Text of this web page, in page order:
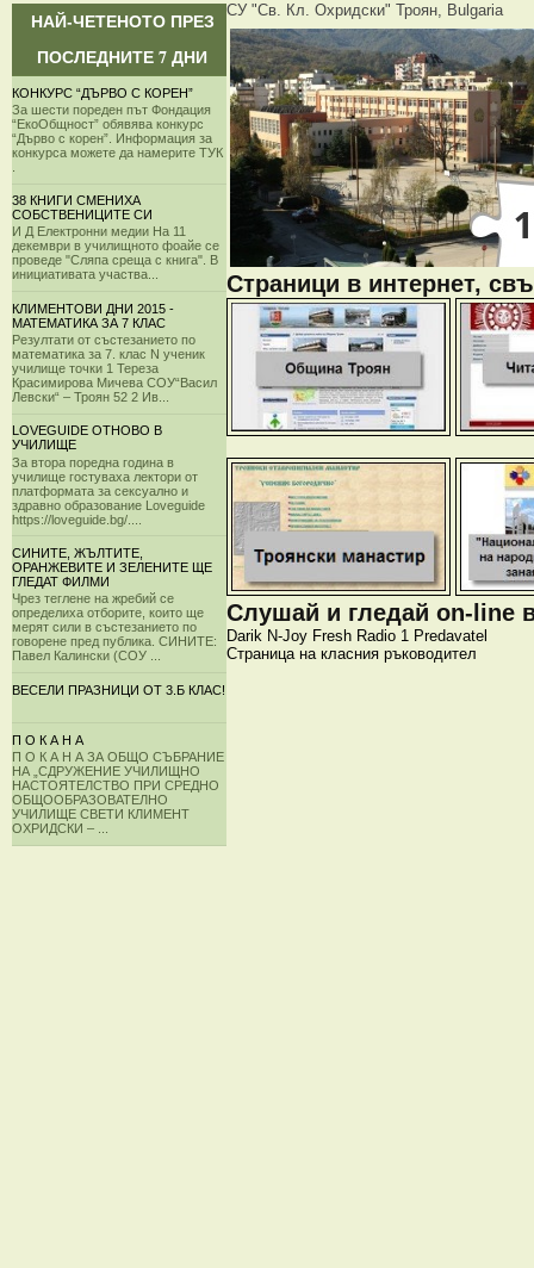
НАЙ-ЧЕТЕНОТО ПРЕЗ
ПОСЛЕДНИТЕ 7 ДНИ
КОНКУРС “ДЪРВО С КОРЕН”
За шести пореден път Фондация
“ЕкоОбщност” обявява конкурс
“Дърво с корен”. Информация за
конкурса можете да намерите ТУК
38 КНИГИ СМЕНИХА
СОБСТВЕНИЦИТЕ СИ
И Д Електронни медии На 11
декември в училищното фоайе се
проведе "Сляпа среща с книга". В
инициативата участва...
КЛИМЕНТОВИ ДНИ 2015 -
МАТЕМАТИКА ЗА 7 КЛАС
Резултати от състезанието по
математика за 7. клас N ученик
училище точки 1 Тереза
Красимирова Мичева СОУ“Васил
Левски“ – Троян 52 2 Ив...
LOVEGUIDE ОТНОВО В
УЧИЛИЩЕ
За втора поредна година в
училище гостуваха лектори от
платформата за сексуално и
здравно образование Loveguide
https://loveguide.bg/....
СИНИТЕ, ЖЪЛТИТЕ,
ОРАНЖЕВИТЕ И ЗЕЛЕНИТЕ ЩЕ
ГЛЕДАТ ФИЛМИ
Чрез теглене на жребий се
определиха отборите, които ще
мерят сили в състезанието по
говорене пред публика. СИНИТЕ:
Павел Калински (СОУ ...
ВЕСЕЛИ ПРАЗНИЦИ ОТ 3.Б КЛАС!
П О К А Н А
П О К А Н А ЗА ОБЩО СЪБРАНИЕ
НА „СДРУЖЕНИЕ УЧИЛИЩНО
НАСТОЯТЕЛСТВО ПРИ СРЕДНО
ОБЩООБРАЗОВАТЕЛНО
УЧИЛИЩЕ СВЕТИ КЛИМЕНТ
ОХРИДСКИ – ...
СУ "Св. Кл. Охридски" Троян, Bulgaria
Страници в интернет,
Слушай и гледай on-line
Darik N-Joy Fresh Radio 1 Predavatel
Страница на класния ръководител